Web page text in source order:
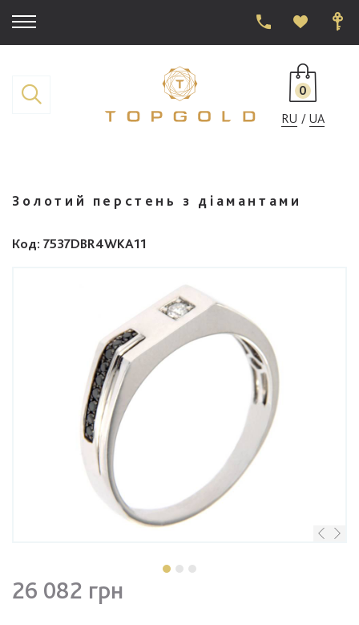
0
RU
UA
Золотий перстень з діамантами
Код: 7537DBR4WKA11
26 082 грн